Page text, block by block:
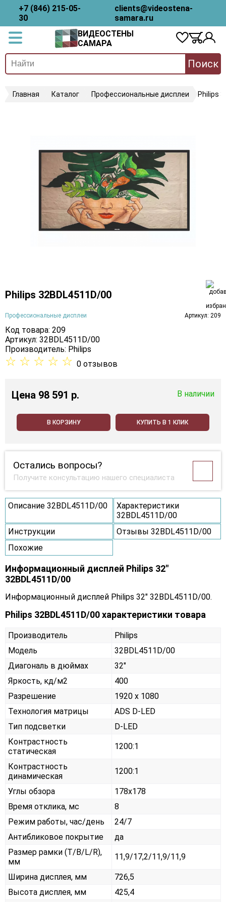
+7 (846) 215-05-
30
clients@videostena-
samara.ru
ВИДЕОСТЕНЫ
САМАРА
Поиск
Главная Каталог Профессиональные дисплеи Philips
Philips 32BDL4511D/00
Профессиональные дисплеи Артикул: 209
Код товара: 209
Артикул: 32BDL4511D/00
Производитель: Philips
☆ ☆ ☆ ☆ ☆ 0 отзывов
Цена 98 591 p. В наличии
В КОРЗИНУ КУПИТЬ В 1 КЛИК
Остались вопросы?
Получите консультацию нашего специалиста
Описание 32BDL4511D/00
Характеристики
32BDL4511D/00
Инструкции
Отзывы 32BDL4511D/00
Похожие
Информационный дисплей Philips 32"
32BDL4511D/00
Информационный дисплей Philips 32" 32BDL4511D/00.
Philips 32BDL4511D/00 характеристики товара
Производитель
Philips
Модель
32BDL4511D/00
Диагональ в дюймах
32"
Яркость, кд/м2
400
Разрешение
1920 x 1080
Технология матрицы
ADS D-LED
Тип подсветки
D-LED
Контрастность
статическая
1200:1
Контрастность
динамическая
1200:1
Углы обзора
178x178
Время отклика, мс
8
Режим работы, час/день
24/7
Антибликовое покрытие
да
Размер рамки (T/B/L/R),
мм
11,9/17,2/11,9/11,9
Ширина дисплея, мм
726,5
Высота дисплея, мм
425,4